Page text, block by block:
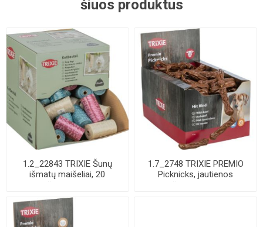
šiuos produktus
1.2_22843 TRIXIE Šunų
išmatų maišeliai, 20
maišelių-rulone, ...
1.7_2748 TRIXIE PREMIO
Picknicks, jautienos
dešrelės, 8 cm, ...